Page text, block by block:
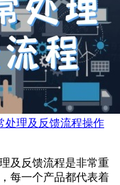
处理及反馈流程操作
及反馈流程是非常重
每一个产品都代表着